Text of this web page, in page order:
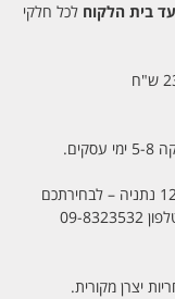
בית הלקוח לכל חלקי
יצרן מקורית.